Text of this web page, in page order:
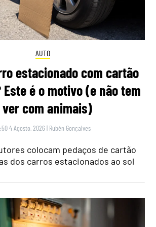
AUTO
estacionado com cartão
é o motivo (e não tem
com animais)
4 Agosto, 2026 | Rubén Gonçalves
colocam pedaços de cartão
dos carros estacionados ao sol